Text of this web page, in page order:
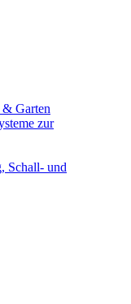
& Garten
zur
Schall- und